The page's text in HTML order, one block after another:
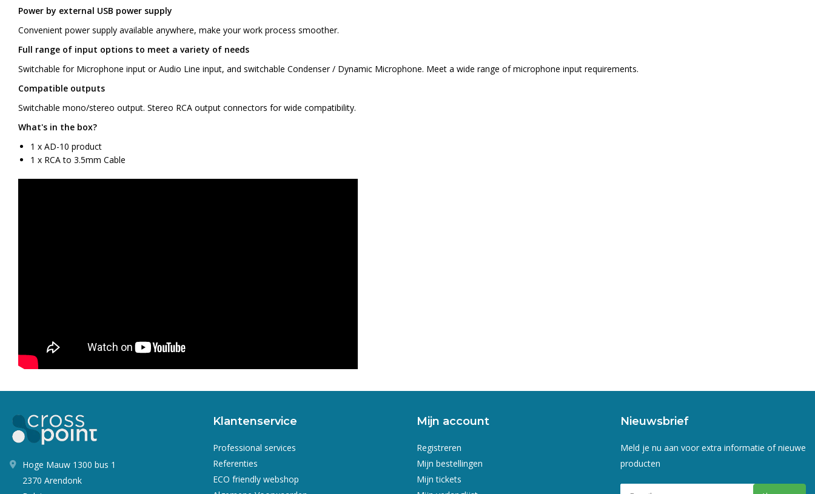
Power by external USB power supply
Convenient power supply available anywhere, make your work process smoother.
Full range of input options to meet a variety of needs
Switchable for Microphone input or Audio Line input, and switchable Condenser / Dynamic Microphone. Meet a wide range of microphone input requirements.
Compatible outputs
Switchable mono/stereo output. Stereo RCA output connectors for wide compatibility.
What's in the box?
1 x AD-10 product
1 x RCA to 3.5mm Cable
Hoge Mauw 1300 bus 1
2370 Arendonk
Klantenservice
Professional services
Referenties
ECO friendly webshop
Mijn account
Registreren
Mijn bestellingen
Mijn tickets
Nieuwsbrief
Meld je nu aan voor extra informatie of nieuwe
producten